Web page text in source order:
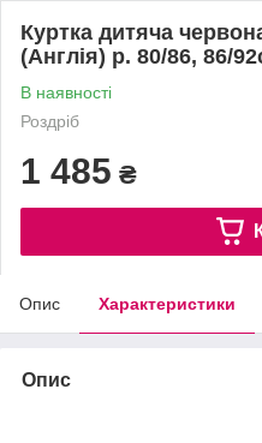
Куртка дитяча
(Англія) р. 80/86, 86/
В наявності
Роздріб
1 485 ₴
Опис Характеристики
Опис